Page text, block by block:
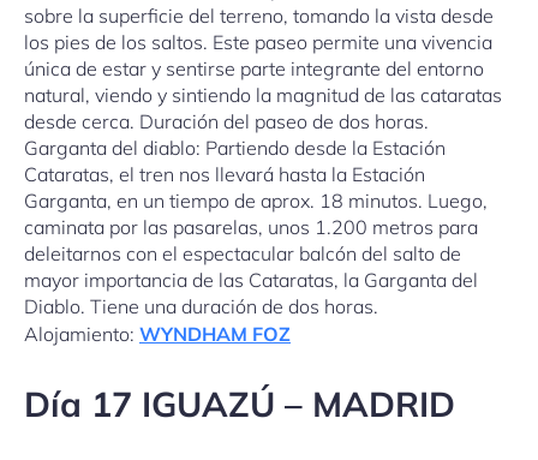
sobre la superficie del terreno, tomando la vista desde
los pies de los saltos. Este paseo permite una vivencia
única de estar y sentirse parte integrante del entorno
natural, viendo y sintiendo la magnitud de las cataratas
desde cerca. Duración del paseo de dos horas.
Garganta del diablo: Partiendo desde la Estación
Cataratas, el tren nos llevará hasta la Estación
Garganta, en un tiempo de aprox. 18 minutos. Luego,
caminata por las pasarelas, unos 1.200 metros para
deleitarnos con el espectacular balcón del salto de
mayor importancia de las Cataratas, la Garganta del
Diablo. Tiene una duración de dos horas.
Alojamiento: WYNDHAM FOZ
Día 17 IGUAZÚ – MADRID